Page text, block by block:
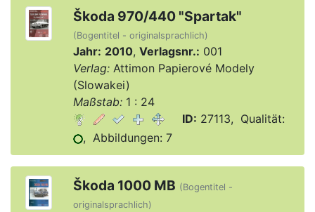
Škoda 970/440 "Spartak"
(Bogentitel - originalsprachlich)
Jahr: 2010, Verlagsnr.: 001
Verlag:Attimon Papierové Modely
(Slowakei)
Maßstab:1 : 24
ID: 27113, Qualität:
, Abbildungen: 7
Škoda 1000 MB (Bogentitel -
originalsprachlich)